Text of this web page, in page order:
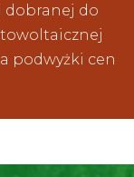
dobranej do
a podwyżki cen